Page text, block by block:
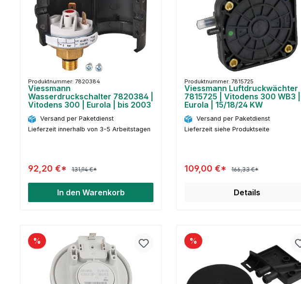
Produktnummer: 7820384
Viessmann
Wasserdruckschalter 7820384 |
Vitodens 300 | Eurola | bis 2003
Versand per Paketdienst
Lieferzeit innerhalb von 3-5 Arbeitstagen
92,20 €* 131,94 €*
In den Warenkorb
Produktnummer: 7815725
Viessmann Luftdruckwächter
7815725 | Vitodens 300 WB3 |
Eurola | 15/18/24 KW
Versand per Paketdienst
Lieferzeit siehe Produktseite
109,00 €* 166,33 €*
Details
% %